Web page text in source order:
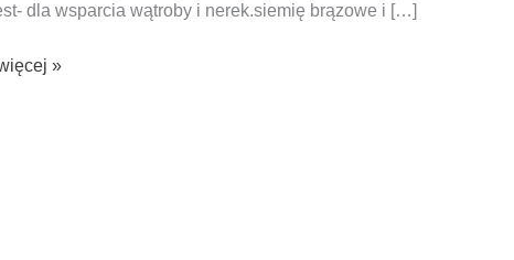
dla wsparcia wątroby i nerek.siemię brązowe i […]
»